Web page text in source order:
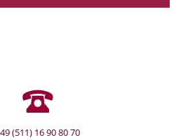
(511) 16 90 80 70